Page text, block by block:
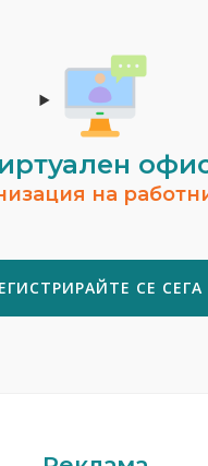
на
СЕ СЕГА